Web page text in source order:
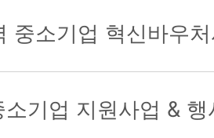
중소기업 혁신바우
기업 지원사업 & 행